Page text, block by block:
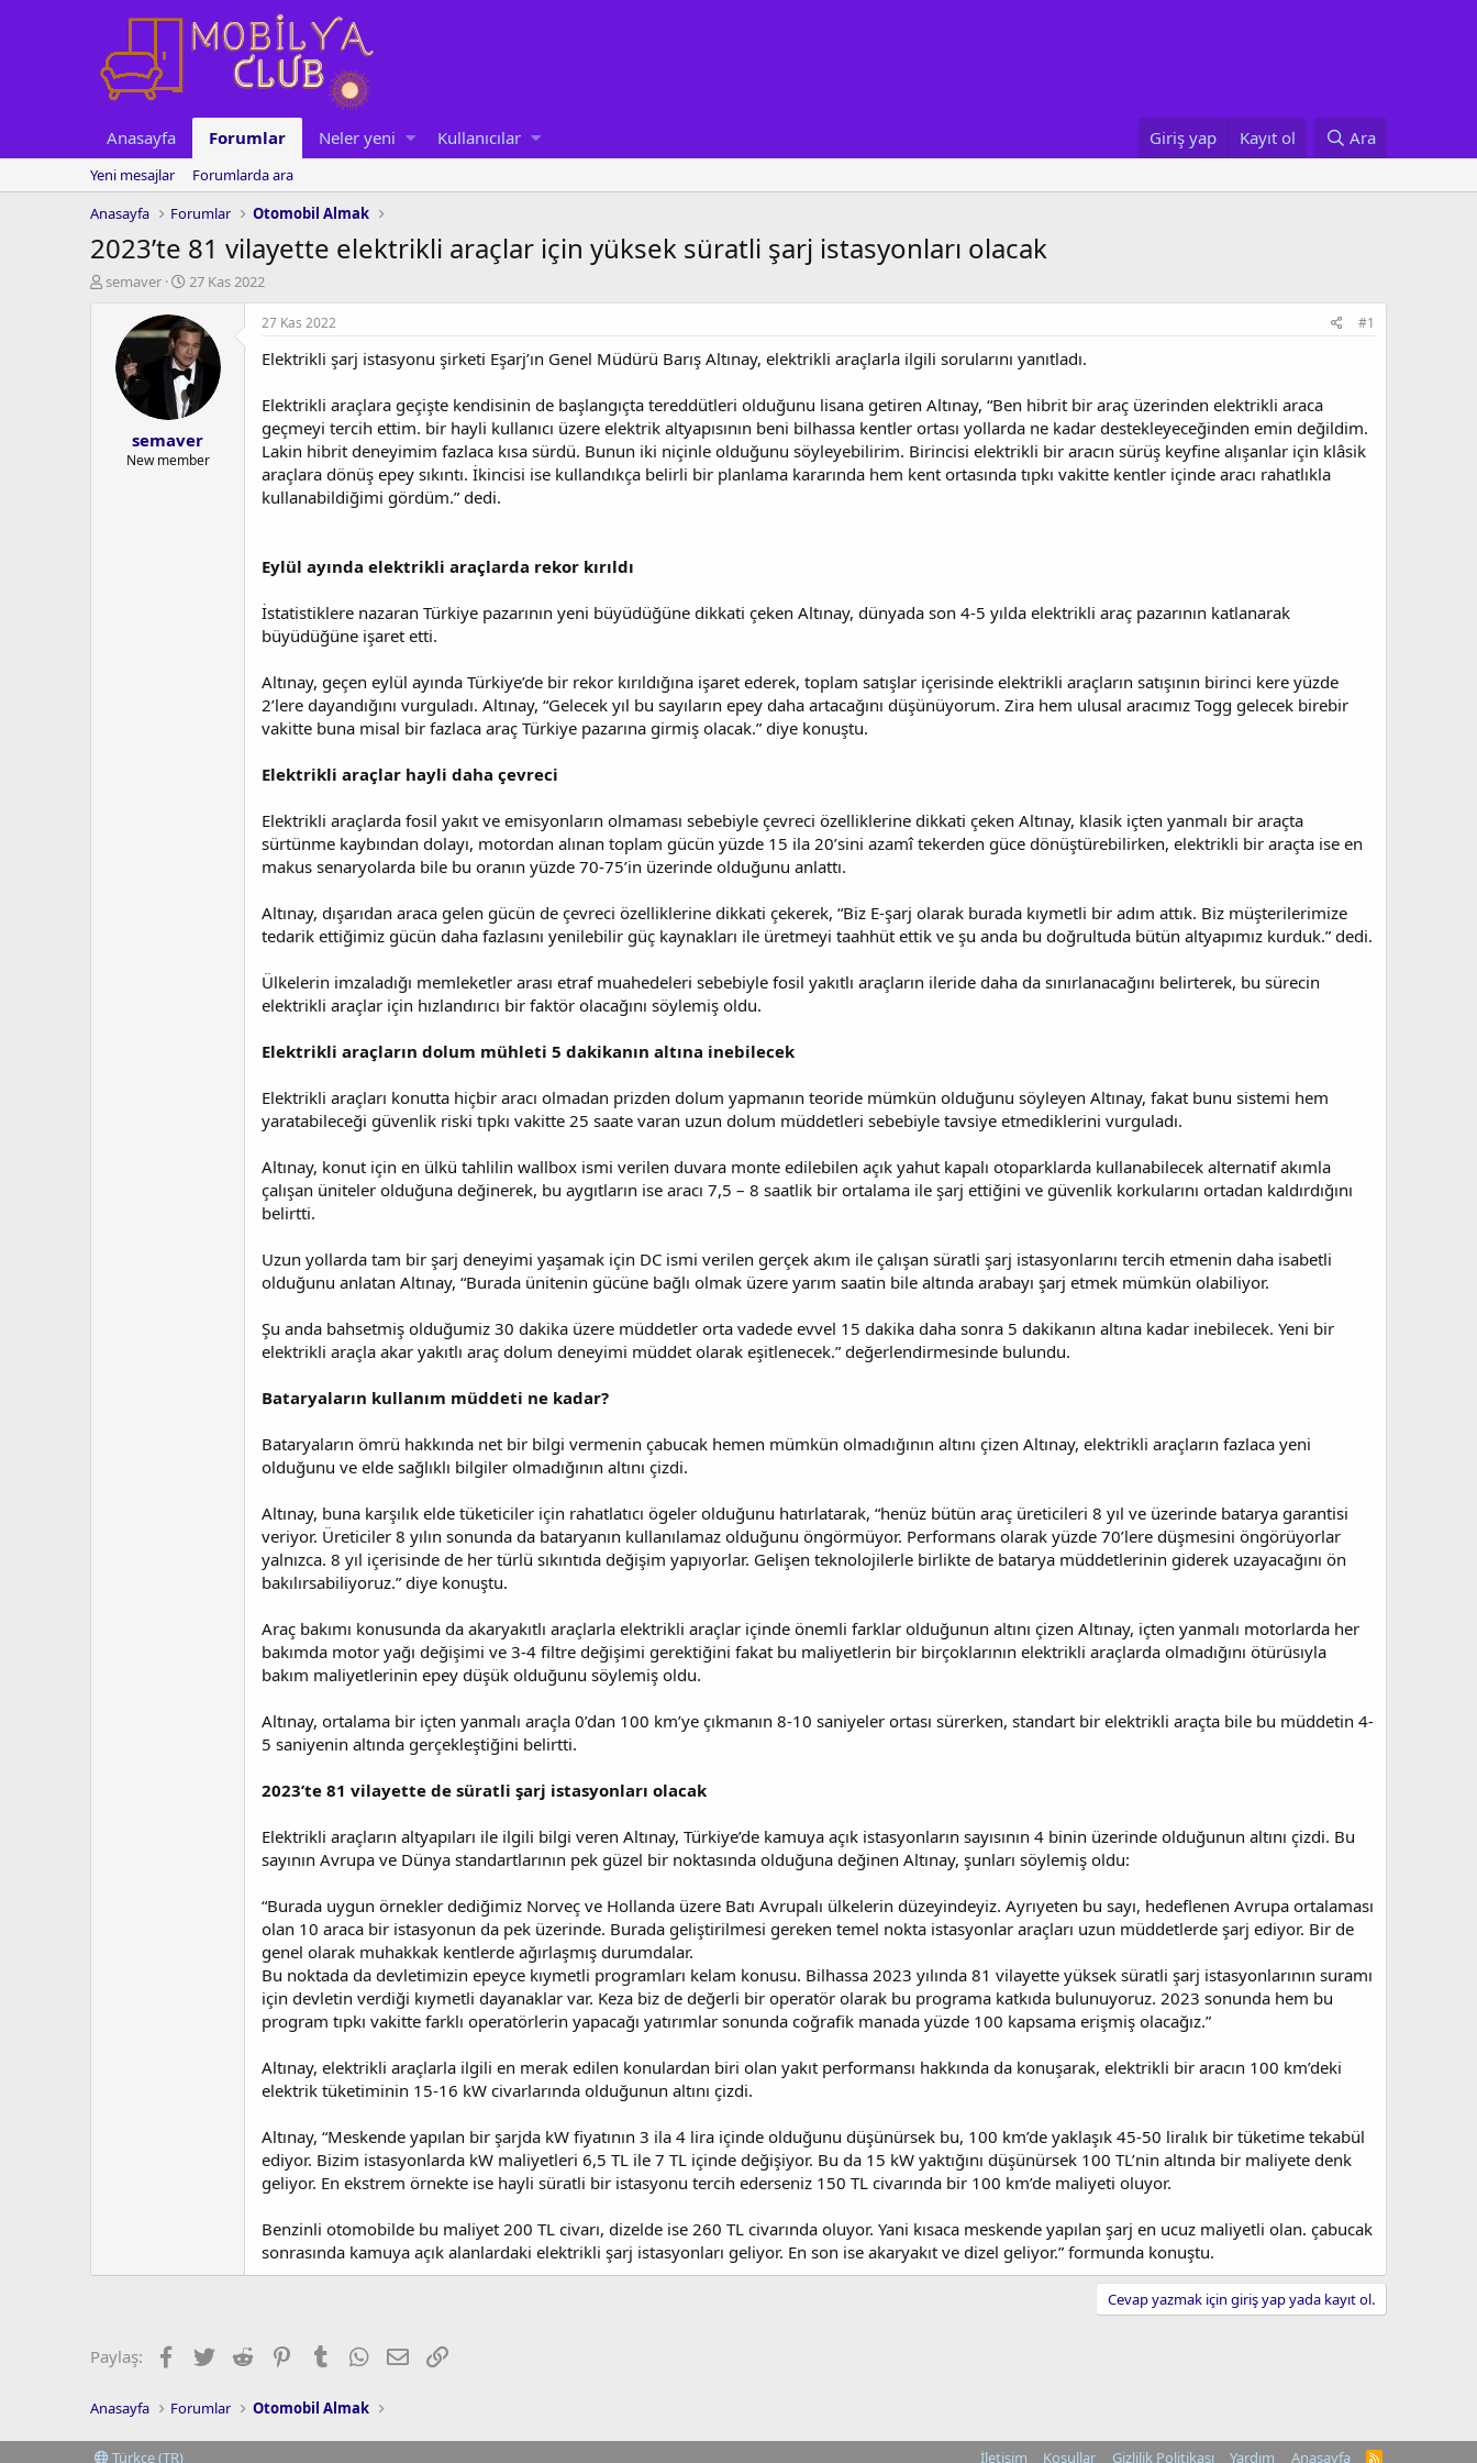
Anasayfa Forumlar Neler yeni Kullanıcılar Giriş yap Kayıt ol Ara
Yeni mesajlar
Forumlarda ara
Anasayfa
Forumlar Otomobil Almak
2023’te 81 vilayette elektrikli araçlar için yüksek süratli şarj istasyonları olacak
K
semaver
B
ş
l
a
n
g
ı
ç
t
27 Kas 2022
semaver
New member
27 Kas 2022 #1
Elektrikli şarj istasyonu şirketi Eşarj’ın Genel Müdürü Barış Altınay, elektrikli araçlarla ilgili sorularını yanıtladı.
Elektrikli araçlara geçişte kendisinin de başlangıçta tereddütleri olduğunu lisana getiren Altınay, “Ben hibrit bir araç üzerinden elektrikli araca
geçmeyi tercih ettim. bir hayli kullanıcı üzere elektrik altyapısının beni bilhassa kentler ortası yollarda ne kadar destekleyeceğinden emin değildim.
Lakin hibrit deneyimim fazlaca kısa sürdü. Bunun iki niçinle olduğunu söyleyebilirim. Birincisi elektrikli bir aracın sürüş keyfine alışanlar için klâsik
araçlara dönüş epey sıkıntı. İkincisi ise kullandıkça belirli bir planlama kararında hem kent ortasında tıpkı vakitte kentler içinde aracı rahatlıkla
kullanabildiğimi gördüm.” dedi.
Eylül ayında elektrikli araçlarda rekor kırıldı
İstatistiklere nazaran Türkiye pazarının yeni büyüdüğüne dikkati çeken Altınay, dünyada son 4-5 yılda elektrikli araç pazarının katlanarak
büyüdüğüne işaret etti.
Altınay, geçen eylül ayında Türkiye’de bir rekor kırıldığına işaret ederek, toplam satışlar içerisinde elektrikli araçların satışının birinci kere yüzde
2’lere dayandığını vurguladı. Altınay, “Gelecek yıl bu sayıların epey daha artacağını düşünüyorum. Zira hem ulusal aracımız Togg gelecek birebir
vakitte buna misal bir fazlaca araç Türkiye pazarına girmiş olacak.” diye konuştu.
Elektrikli araçlar hayli daha çevreci
Elektrikli araçlarda fosil yakıt ve emisyonların olmaması sebebiyle çevreci özelliklerine dikkati çeken Altınay, klasik içten yanmalı bir araçta
sürtünme kaybından dolayı, motordan alınan toplam gücün yüzde 15 ila 20’sini azamî tekerden güce dönüştürebilirken, elektrikli bir araçta ise en
makus senaryolarda bile bu oranın yüzde 70-75’in üzerinde olduğunu anlattı.
Altınay, dışarıdan araca gelen gücün de çevreci özelliklerine dikkati çekerek, “Biz E-şarj olarak burada kıymetli bir adım attık. Biz müşterilerimize
tedarik ettiğimiz gücün daha fazlasını yenilebilir güç kaynakları ile üretmeyi taahhüt ettik ve şu anda bu doğrultuda bütün altyapımız kurduk.” dedi.
Ülkelerin imzaladığı memleketler arası etraf muahedeleri sebebiyle fosil yakıtlı araçların ileride daha da sınırlanacağını belirterek, bu sürecin
elektrikli araçlar için hızlandırıcı bir faktör olacağını söylemiş oldu.
Elektrikli araçların dolum mühleti 5 dakikanın altına inebilecek
Elektrikli araçları konutta hiçbir aracı olmadan prizden dolum yapmanın teoride mümkün olduğunu söyleyen Altınay, fakat bunu sistemi hem
yaratabileceği güvenlik riski tıpkı vakitte 25 saate varan uzun dolum müddetleri sebebiyle tavsiye etmediklerini vurguladı.
Altınay, konut için en ülkü tahlilin wallbox ismi verilen duvara monte edilebilen açık yahut kapalı otoparklarda kullanabilecek alternatif akımla
çalışan üniteler olduğuna değinerek, bu aygıtların ise aracı 7,5 – 8 saatlik bir ortalama ile şarj ettiğini ve güvenlik korkularını ortadan kaldırdığını
belirtti.
Uzun yollarda tam bir şarj deneyimi yaşamak için DC ismi verilen gerçek akım ile çalışan süratli şarj istasyonlarını tercih etmenin daha isabetli
olduğunu anlatan Altınay, “Burada ünitenin gücüne bağlı olmak üzere yarım saatin bile altında arabayı şarj etmek mümkün olabiliyor.
Şu anda bahsetmiş olduğumiz 30 dakika üzere müddetler orta vadede evvel 15 dakika daha sonra 5 dakikanın altına kadar inebilecek. Yeni bir
elektrikli araçla akar yakıtlı araç dolum deneyimi müddet olarak eşitlenecek.” değerlendirmesinde bulundu.
Bataryaların kullanım müddeti ne kadar?
Bataryaların ömrü hakkında net bir bilgi vermenin çabucak hemen mümkün olmadığının altını çizen Altınay, elektrikli araçların fazlaca yeni
olduğunu ve elde sağlıklı bilgiler olmadığının altını çizdi.
Altınay, buna karşılık elde tüketiciler için rahatlatıcı ögeler olduğunu hatırlatarak, “henüz bütün araç üreticileri 8 yıl ve üzerinde batarya garantisi
veriyor. Üreticiler 8 yılın sonunda da bataryanın kullanılamaz olduğunu öngörmüyor. Performans olarak yüzde 70’lere düşmesini öngörüyorlar
yalnızca. 8 yıl içerisinde de her türlü sıkıntıda değişim yapıyorlar. Gelişen teknolojilerle birlikte de batarya müddetlerinin giderek uzayacağını ön
bakılırsabiliyoruz.” diye konuştu.
Araç bakımı konusunda da akaryakıtlı araçlarla elektrikli araçlar içinde önemli farklar olduğunun altını çizen Altınay, içten yanmalı motorlarda her
bakımda motor yağı değişimi ve 3-4 filtre değişimi gerektiğini fakat bu maliyetlerin bir birçoklarının elektrikli araçlarda olmadığını ötürüsıyla
bakım maliyetlerinin epey düşük olduğunu söylemiş oldu.
Altınay, ortalama bir içten yanmalı araçla 0’dan 100 km’ye çıkmanın 8-10 saniyeler ortası sürerken, standart bir elektrikli araçta bile bu müddetin 4-
5 saniyenin altında gerçekleştiğini belirtti.
2023’te 81 vilayette de süratli şarj istasyonları olacak
Elektrikli araçların altyapıları ile ilgili bilgi veren Altınay, Türkiye’de kamuya açık istasyonların sayısının 4 binin üzerinde olduğunun altını çizdi. Bu
sayının Avrupa ve Dünya standartlarının pek güzel bir noktasında olduğuna değinen Altınay, şunları söylemiş oldu:
“Burada uygun örnekler dediğimiz Norveç ve Hollanda üzere Batı Avrupalı ülkelerin düzeyindeyiz. Ayrıyeten bu sayı, hedeflenen Avrupa ortalaması
olan 10 araca bir istasyonun da pek üzerinde. Burada geliştirilmesi gereken temel nokta istasyonlar araçları uzun müddetlerde şarj ediyor. Bir de
genel olarak muhakkak kentlerde ağırlaşmış durumdalar.
Bu noktada da devletimizin epeyce kıymetli programları kelam konusu. Bilhassa 2023 yılında 81 vilayette yüksek süratli şarj istasyonlarının suramı
için devletin verdiği kıymetli dayanaklar var. Keza biz de değerli bir operatör olarak bu programa katkıda bulunuyoruz. 2023 sonunda hem bu
program tıpkı vakitte farklı operatörlerin yapacağı yatırımlar sonunda coğrafik manada yüzde 100 kapsama erişmiş olacağız.”
Altınay, elektrikli araçlarla ilgili en merak edilen konulardan biri olan yakıt performansı hakkında da konuşarak, elektrikli bir aracın 100 km’deki
elektrik tüketiminin 15-16 kW civarlarında olduğunun altını çizdi.
Altınay, “Meskende yapılan bir şarjda kW fiyatının 3 ila 4 lira içinde olduğunu düşünürsek bu, 100 km’de yaklaşık 45-50 liralık bir tüketime tekabül
ediyor. Bizim istasyonlarda kW maliyetleri 6,5 TL ile 7 TL içinde değişiyor. Bu da 15 kW yaktığını düşünürsek 100 TL’nin altında bir maliyete denk
geliyor. En ekstrem örnekte ise hayli süratli bir istasyonu tercih ederseniz 150 TL civarında bir 100 km’de maliyeti oluyor.
Benzinli otomobilde bu maliyet 200 TL civarı, dizelde ise 260 TL civarında oluyor. Yani kısaca meskende yapılan şarj en ucuz maliyetli olan. çabucak
sonrasında kamuya açık alanlardaki elektrikli şarj istasyonları geliyor. En son ise akaryakıt ve dizel geliyor.” formunda konuştu.
Cevap yazmak için giriş yap yada kayıt ol.
Paylaş: Facebook
TwitterReddit PinterestTumblrWhatsApp
E-postaLink
Anasayfa Forumlar Otomobil Almak
Türkçe (TR) İletişim Koşullar Gizlilik Politikası Yardım Anasayfa R